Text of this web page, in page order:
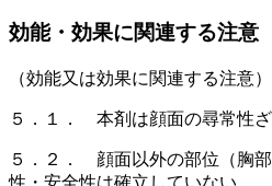
効能・効果に関連する注意
（効能又は効果に関連する注意）
５．１． 本剤は顔面の尋常性ざ
５．２． 顔面以外の部位（胸
性・安全性は確立していない。